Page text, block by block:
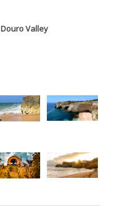
Valley